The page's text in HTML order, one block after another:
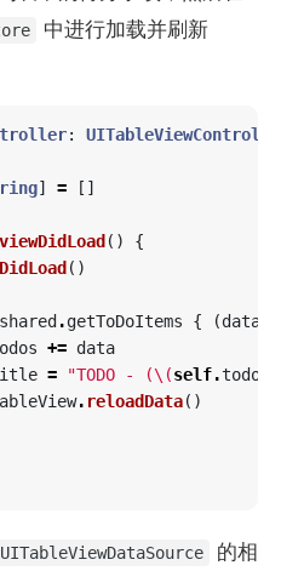
中进行加载并刷新
:
] = []
viewDidLoad ()
{
()
shared .getToDoItems { (data
+= data
= "TODO - (\(self.todos
. reloadData()
UITableViewDataSource 的相